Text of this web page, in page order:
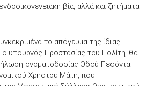
βία, αλλά και ζητήματα
το απόγευμα της ίδιας
ο υπουργός Προστασίας του Πολίτη, θα
ονοματοδοσίας Οδού Πεσόντα
Χρήστου Μάτη, που